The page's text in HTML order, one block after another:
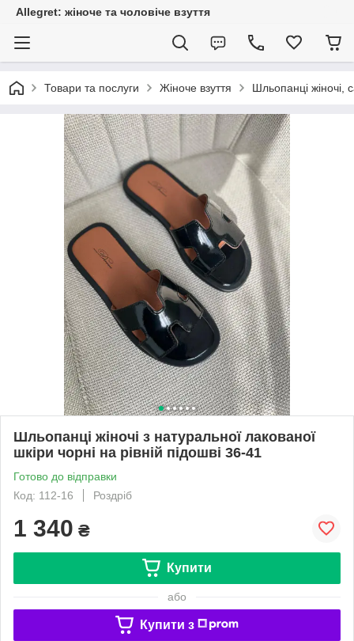
Allegret: жіноче та чоловіче взуття
Товари та послуги Жіноче взуття Шльопанці жіночі,
Шльопанці жіночі з натуральної лакованої
шкіри чорні на рівній підошві 36-41
Готово до відправки
Код: 112-16
Роздріб
1 340 ₴
Купити
або
Купити з